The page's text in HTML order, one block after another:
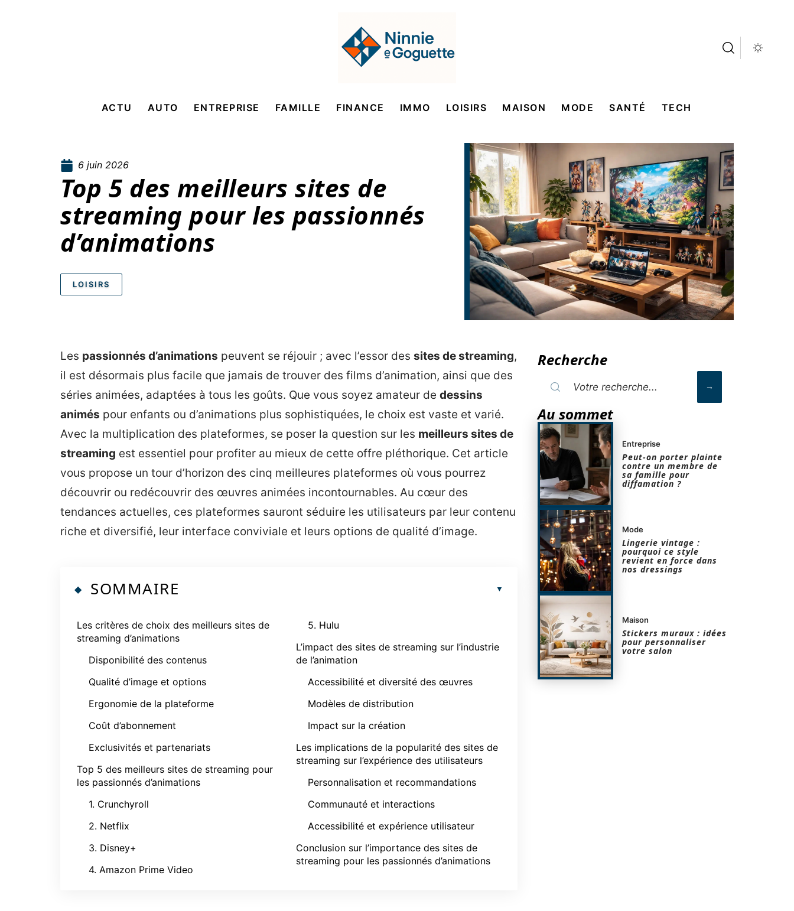
ACTU AUTO ENTREPRISE FAMILLE FINANCE IMMO LOISIRS MAISON MODE SANTÉ TECH
6 juin 2026
Top 5 des meilleurs sites de
streaming pour les passionnés
d’animations
LOISIRS
Les passionnés d’animations peuvent se réjouir ; avec l’essor des sites de streaming,
il est désormais plus facile que jamais de trouver des films d’animation, ainsi que des
séries animées, adaptées à tous les goûts. Que vous soyez amateur de dessins
animés pour enfants ou d’animations plus sophistiquées, le choix est vaste et varié.
Avec la multiplication des plateformes, se poser la question sur les meilleurs sites de
streaming est essentiel pour profiter au mieux de cette offre pléthorique. Cet article
vous propose un tour d’horizon des cinq meilleures plateformes où vous pourrez
découvrir ou redécouvrir des œuvres animées incontournables. Au cœur des
tendances actuelles, ces plateformes sauront séduire les utilisateurs par leur contenu
riche et diversifié, leur interface conviviale et leurs options de qualité d’image.
SOMMAIRE
Les critères de choix des meilleurs sites de
streaming d’animations
Disponibilité des contenus
Qualité d’image et options
Ergonomie de la plateforme
Coût d’abonnement
Exclusivités et partenariats
Top 5 des meilleurs sites de streaming pour
les passionnés d’animations
1. Crunchyroll
2. Netflix
3. Disney+
4. Amazon Prime Video
5. Hulu
L’impact des sites de streaming sur l’industrie
de l’animation
Accessibilité et diversité des œuvres
Modèles de distribution
Impact sur la création
Les implications de la popularité des sites de
streaming sur l’expérience des utilisateurs
Personnalisation et recommandations
Communauté et interactions
Accessibilité et expérience utilisateur
Conclusion sur l’importance des sites de
streaming pour les passionnés d’animations
Recherche
Au sommet
Entreprise
Peut-on porter plainte
contre un membre de
sa famille pour
diffamation ?
Mode
Lingerie vintage :
pourquoi ce style
revient en force dans
nos dressings
Maison
Stickers muraux : idées
pour personnaliser
votre salon